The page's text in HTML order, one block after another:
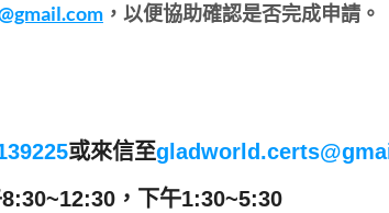
， 以便協助確認是否完成申請。
或來信至
，下午1:30~5:30